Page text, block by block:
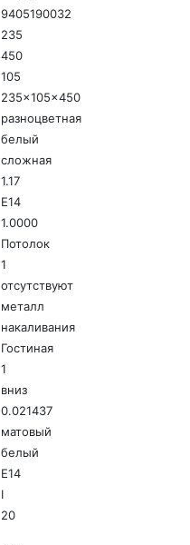
9405190032
235
450
105
235x105x450
разноцветная
белый
сложная
1.17
E14
1.0000
Потолок
1
отсутствуют
металл
накаливания
Гостиная
1
вниз
0.021437
матовый
белый
E14
I
20